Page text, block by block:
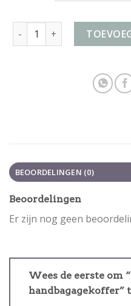
travelz horizon
BEOORDELINGEN (0)
Beoordelingen
Er zijn nog geen
Wees de eerste om
handbagagekoffer”